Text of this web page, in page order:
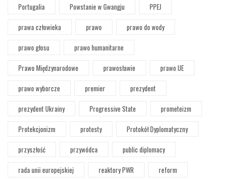
Portugalia Powstanie w Gwangju
PPEJ
prawa człowieka
prawo
prawo do wody
prawo głosu
prawo humanitarne
Prawo Międzynarodowe
prawosławie
prawo UE
prawo wyborcze
premier
prezydent
prezydent Ukrainy
Progressive State
prometeizm
Protekcjonizm
protesty
Protokół Dyplomatyczny
przyszłość
przywódca
public diplomacy
rada unii europejskiej
reaktory PWR
reform